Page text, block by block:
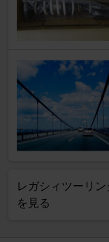
レガシィツーリ
を見る